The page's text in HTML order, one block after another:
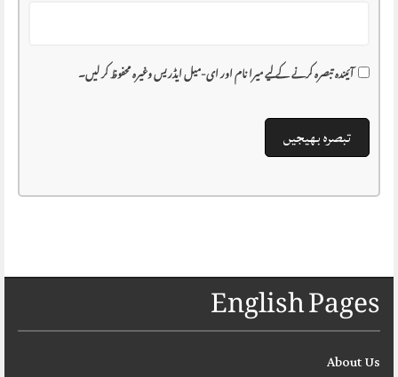
آئیندہ تبصرہ کرنے کے لیے میرا نام اور ای-میل ایڈریس وغیرہ محفوظ کر لیں۔
English Pages
About Us